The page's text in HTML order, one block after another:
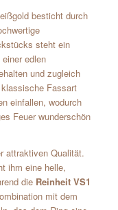
besticht durch
steht ein
edlen
und zugleich
Fassart
einfallen, wodurch
Feuer wunderschön
attraktiven Qualität.
ihm eine helle,
die Reinheit VS1
mit dem